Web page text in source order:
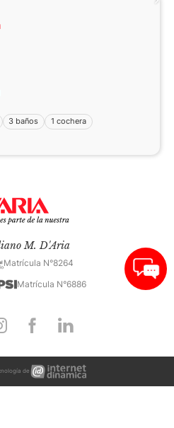
3 baños
1 cochera
M. D'Aria
Matrícula N°8264
Matrícula N°6886
de Internet
Dinámica